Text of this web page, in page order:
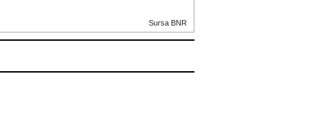
Sursa BNR